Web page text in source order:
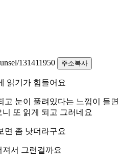
131411950
주소복사
읽기가 힘들어요
고 눈이 풀려있다는 느낌이 들면
또 읽게 되고 그러네요
면 좀 낫더라구요
서 그런걸까요